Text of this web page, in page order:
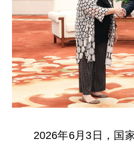
2026年6月3日，国